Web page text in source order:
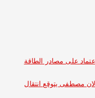
الطاقة
انتقال